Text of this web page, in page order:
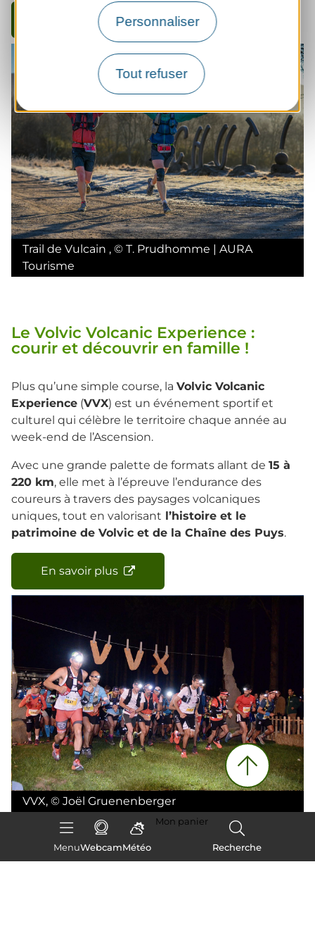
Personnaliser
Tout refuser
MenuWebcamMétéo
Mon panier
Recherche
En savoir plus
Trail de Vulcain , © T. Prudhomme | AURA
Tourisme
Le Volvic Volcanic Experience :
courir et découvrir en famille !
Plus qu’une simple course, la Volvic Volcanic
Experience (VVX) est un événement sportif et
culturel qui célèbre le territoire chaque année au
week-end de l’Ascension.
Avec une grande palette de formats allant de 15 à
220 km, elle met à l’épreuve l’endurance des
coureurs à travers des paysages volcaniques
uniques, tout en valorisant l’histoire et le
patrimoine de Volvic et de la Chaîne des Puys.
En savoir plus
VVX, © Joël Gruenenberger
Les trails du Sancy Mont-Dore :